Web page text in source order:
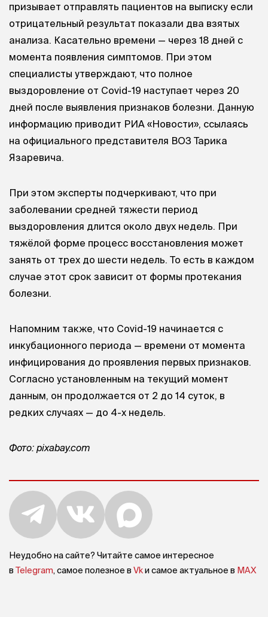
призывает отправлять пациентов на выписку если
отрицательный результат показали два взятых
анализа. Касательно времени — через 18 дней с
момента появления симптомов. При этом
специалисты утверждают, что полное
выздоровление от Covid-19 наступает через 20
дней после выявления признаков болезни. Данную
информацию приводит РИА «Новости», ссылаясь
на официального представителя ВОЗ Тарика
Язаревича.
При этом эксперты подчеркивают, что при
заболевании средней тяжести период
выздоровления длится около двух недель. При
тяжёлой форме процесс восстановления может
занять от трех до шести недель. То есть в каждом
случае этот срок зависит от формы протекания
болезни.
Напомним также, что Covid-19 начинается с
инкубационного периода — времени от момента
инфицирования до проявления первых признаков.
Согласно установленным на текущий момент
данным, он продолжается от 2 до 14 суток, в
редких случаях — до 4-х недель.
Фото: pixabay.com
Неудобно на сайте? Читайте самое интересное
в Telegram, самое полезное в Vkи самое актуальное в MAX